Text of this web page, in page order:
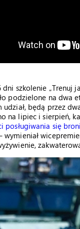
dni szkolenie „Trenuj
podzielone na dwa
udział, będą przez
na lipiec i sierpień,
posługiwania się
wymieniał